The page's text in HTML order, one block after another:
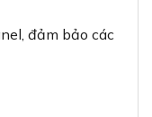
đảm bảo các